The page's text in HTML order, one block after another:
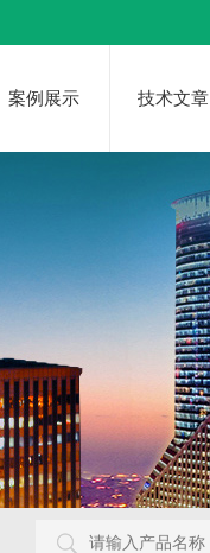
案例展示 技术文章